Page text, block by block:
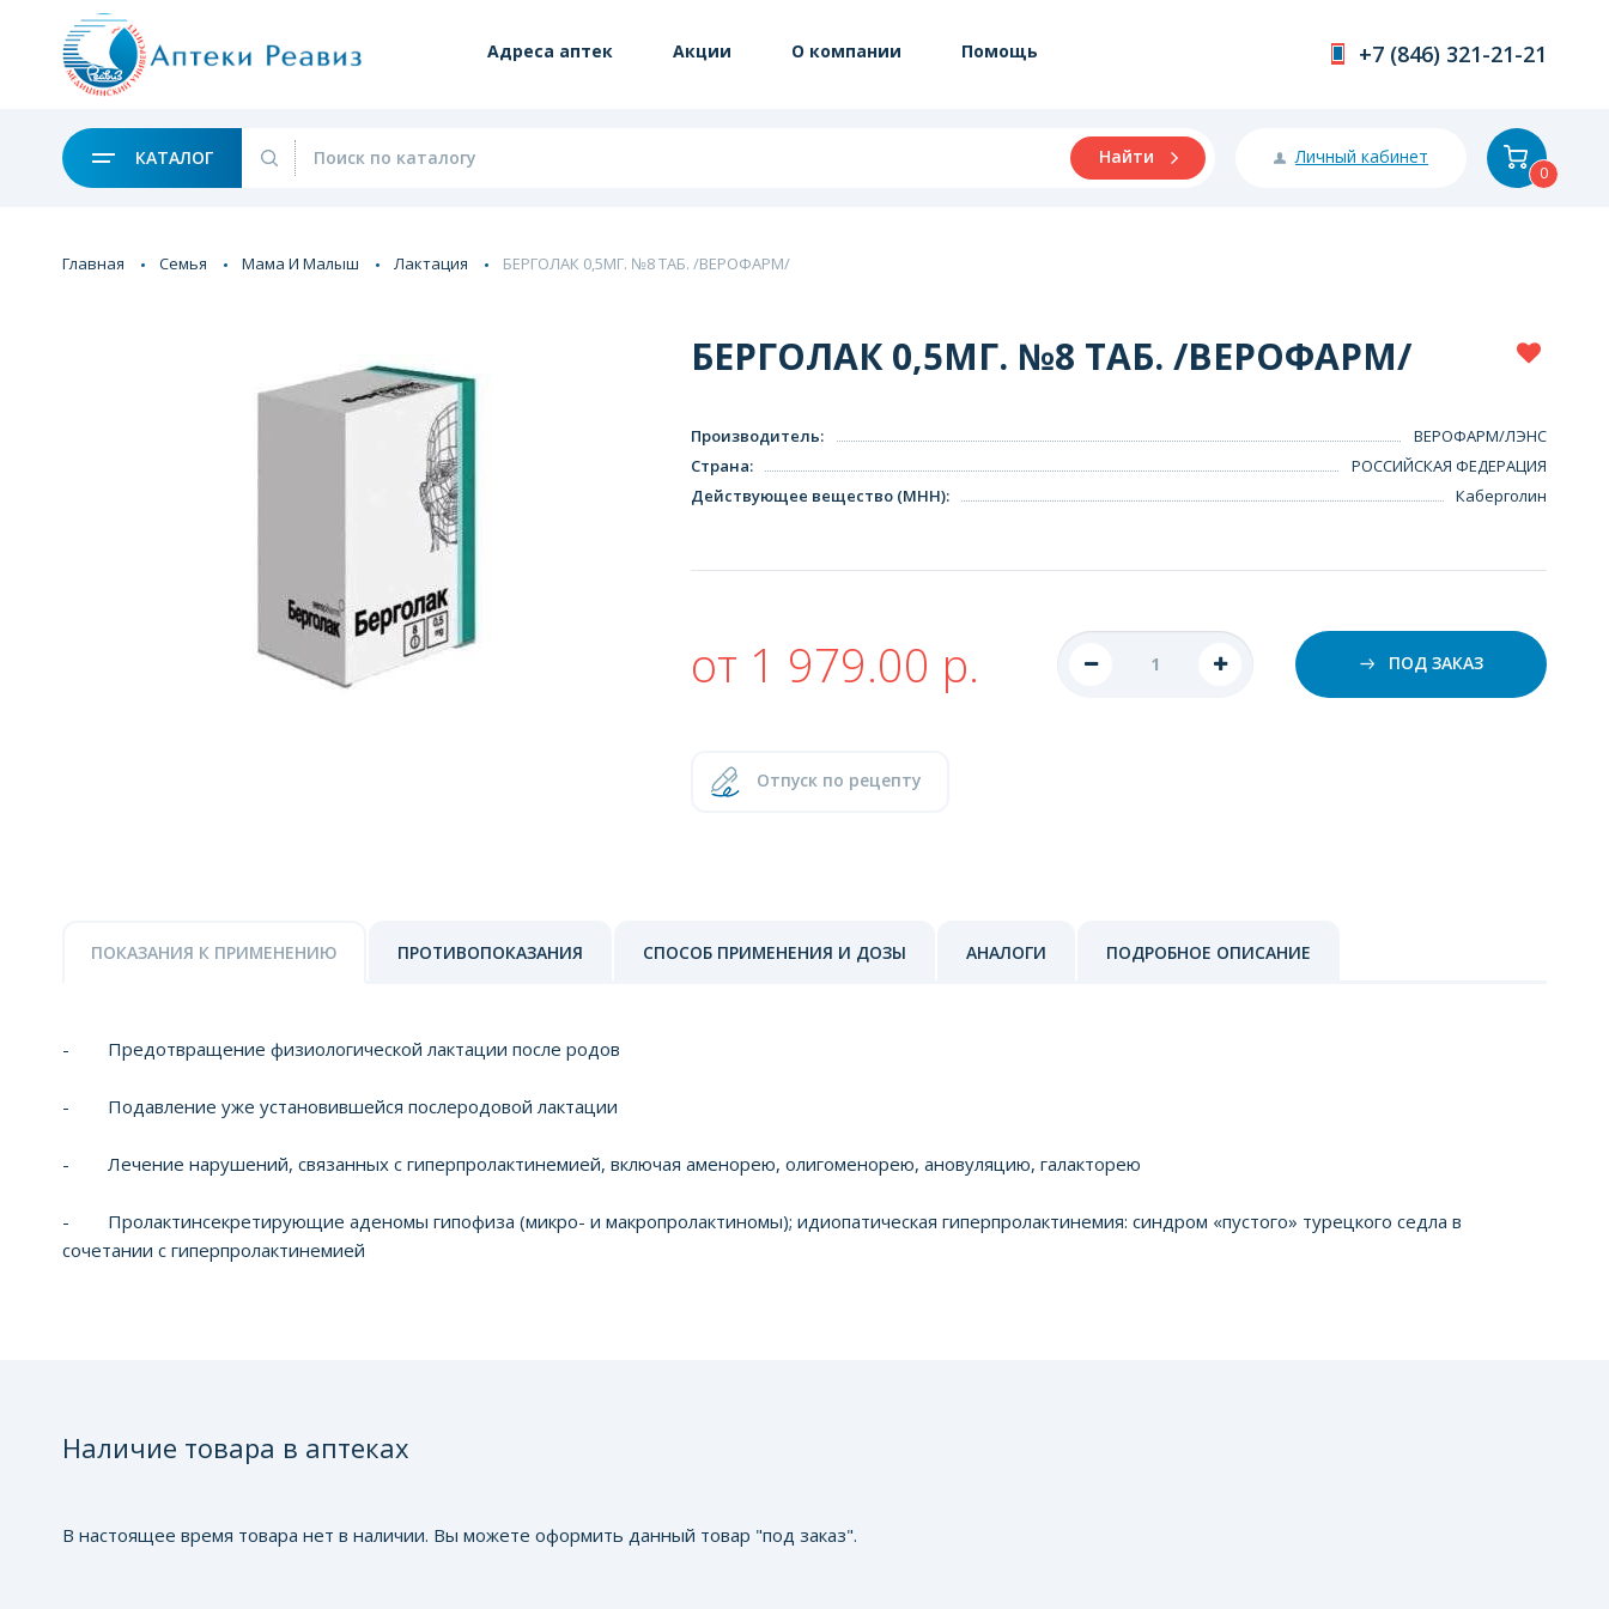
Адреса аптек Акции О компании Помощь +7 (846) 321-21-21
КАТАЛОГ Найти Личный кабинет
0
Главная Семья Мама И Малыш Лактация БЕРГОЛАК 0,5МГ. №8 ТАБ. /ВЕРОФАРМ/
БЕРГОЛАК 0,5МГ. №8 ТАБ. /ВЕРОФАРМ/
Производитель:
ВЕРОФАРМ/ЛЭНС
Страна:
РОССИЙСКАЯ ФЕДЕРАЦИЯ
Действующее вещество (МНН): Каберголин
от 1 979.00 р. ПОД ЗАКАЗ
Отпуск по рецепту
ПОКАЗАНИЯ К ПРИМЕНЕНИЮ ПРОТИВОПОКАЗАНИЯ СПОСОБ ПРИМЕНЕНИЯ И ДОЗЫ АНАЛОГИ ПОДРОБНОЕ ОПИСАНИЕ
- Предотвращение физиологической лактации после родов
- Подавление уже установившейся послеродовой лактации
- Лечение нарушений, связанных с гиперпролактинемией, включая аменорею, олигоменорею, ановуляцию, галакторею
- Пролактинсекретирующие аденомы гипофиза (микро- и макропролактиномы); идиопатическая гиперпролактинемия: синдром «пустого» турецкого седла в
сочетании с гиперпролактинемией
Наличие товара в аптеках
В настоящее время товара нет в наличии. Вы можете оформить данный товар "под заказ".